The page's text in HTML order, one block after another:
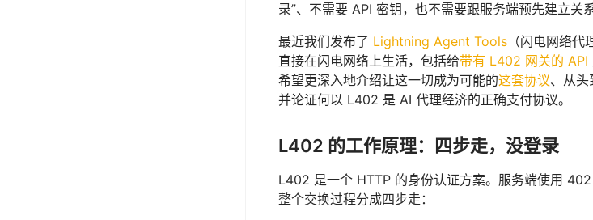
录”、不需要 API 密钥，也不需要跟服务端预先建立关系
最近我们发布了 Lightning Agent Tools （闪电网络
直接在闪电网络上生活，包括给带有 L402 网关的 API
希望更深入地介绍让这一切成为可能的这套协议、从
并论证何以 L402 是 AI 代理经济的正确支付协议。
L402 的工作原理：四步走，没登录
L402 是一个 HTTP 的身份认证方案。服务端使用
整个交换过程分成四步走：